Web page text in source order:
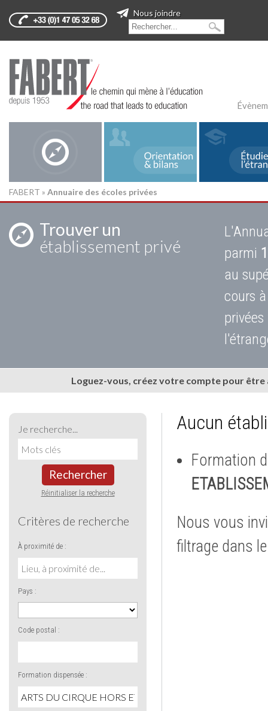
Nous joindre
FABERT » Annuaire des écoles privées
Trouver un
établissement privé
parmi
au
cours
Loguez-vous, créez votre compte pour
Je recherche...
Rechercher
Réinitialiser la recherche
Critères de recherche
À proximité de :
Pays :
Code postal :
Formation dispensée :
Aucun
Formation
Nous vous
filtrage dans